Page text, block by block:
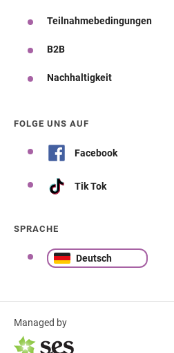
Teilnahmebedingungen
B2B
Nachhaltigkeit
FOLGE UNS AUF
Facebook
Tik Tok
SPRACHE
Deutsch
Managed by